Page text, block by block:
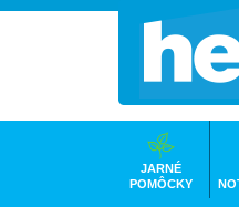
JARNÉ
POMÔCKY